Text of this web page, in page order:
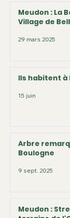
Meudon : La
Village de
29 mars 2025
Ils habitent à
15 juin
Arbre
Boulogne
9 sept. 2025
Meudon :